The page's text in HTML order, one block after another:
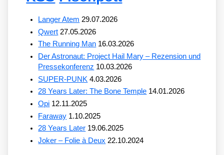
Langer Atem 29.07.2026
Qwert 27.05.2026
The Running Man 16.03.2026
Der Astronaut: Project Hail Mary – Rezension und
Pressekonferenz 10.03.2026
SUPER-PUNK 4.03.2026
28 Years Later: The Bone Temple 14.01.2026
Opi 12.11.2025
Faraway 1.10.2025
28 Years Later 19.06.2025
Joker – Folie à Deux 22.10.2024